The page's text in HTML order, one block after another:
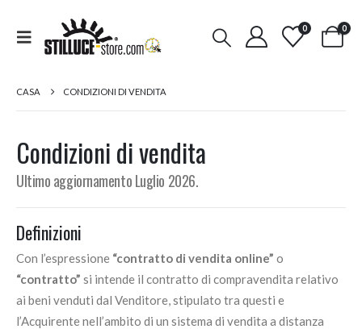
0 0
CASA CONDIZIONI DI VENDITA
Condizioni di vendita
Ultimo aggiornamento Luglio 2026.
Definizioni
Con l’espressione “contratto di vendita online” o
“contratto” si intende il contratto di compravendita relativo
ai beni venduti dal Venditore, stipulato tra questi e
l’Acquirente nell’ambito di un sistema di vendita a distanza